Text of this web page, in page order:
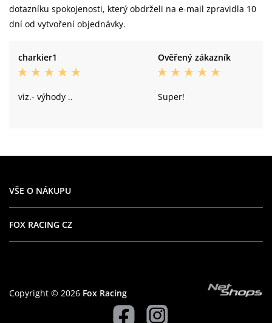
dotazníku spokojenosti, který obdrželi na e-mail zpravidla 10
dní od vytvoření objednávky.
charkier1
viz.- výhody ..
Ověřený zákazník
Super!
VŠE O NÁKUPU
FOX RACING CZ
Copyright © 2026 Fox Racing